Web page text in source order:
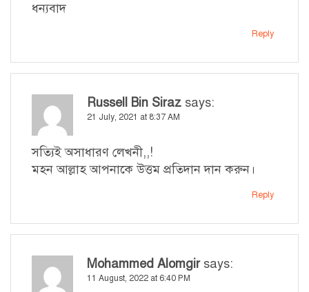
ধন‍্যবাদ
Reply
Russell Bin Siraz says:
21 July, 2021 at 8:37 AM
সত্যিই অসাধারণ লেখনী,,!
মহন আল্লাহ আপনাকে উত্তম প্রতিদান দান করুন।
Reply
Mohammed Alomgir says:
11 August, 2022 at 6:40 PM